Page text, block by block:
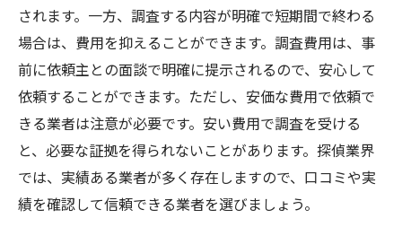
されます。一方、調査する内容が明確で短期間で終わる
場合は、費用を抑えることができます。調査費用は、事
前に依頼主との面談で明確に提示されるので、安心して
依頼することができます。ただし、安価な費用で依頼で
きる業者は注意が必要です。安い費用で調査を受ける
と、必要な証拠を得られないことがあります。探偵業界
では、実績ある業者が多く存在しますので、口コミや実
績を確認して信頼できる業者を選びましょう。